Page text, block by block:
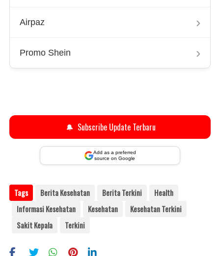
Airpaz ›
Promo Shein ›
🔔 Subscribe Update Terbaru
Add as a preferred
source on Google
Tags Berita Kesehatan Berita Terkini
Health
Informasi Kesehatan
Kesehatan
Kesehatan Terkini
Sakit Kepala
Terkini